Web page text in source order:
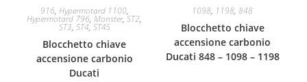
916, Hypermotard 1100,
Hypermotard 796,Monster,ST2,
ST3, ST4, ST4S
Blocchetto chiave
accensione carbonio
Ducati
1098, 1198,848
Blocchetto chiave
accensione carbonio
Ducati 848 – 1098 – 1198